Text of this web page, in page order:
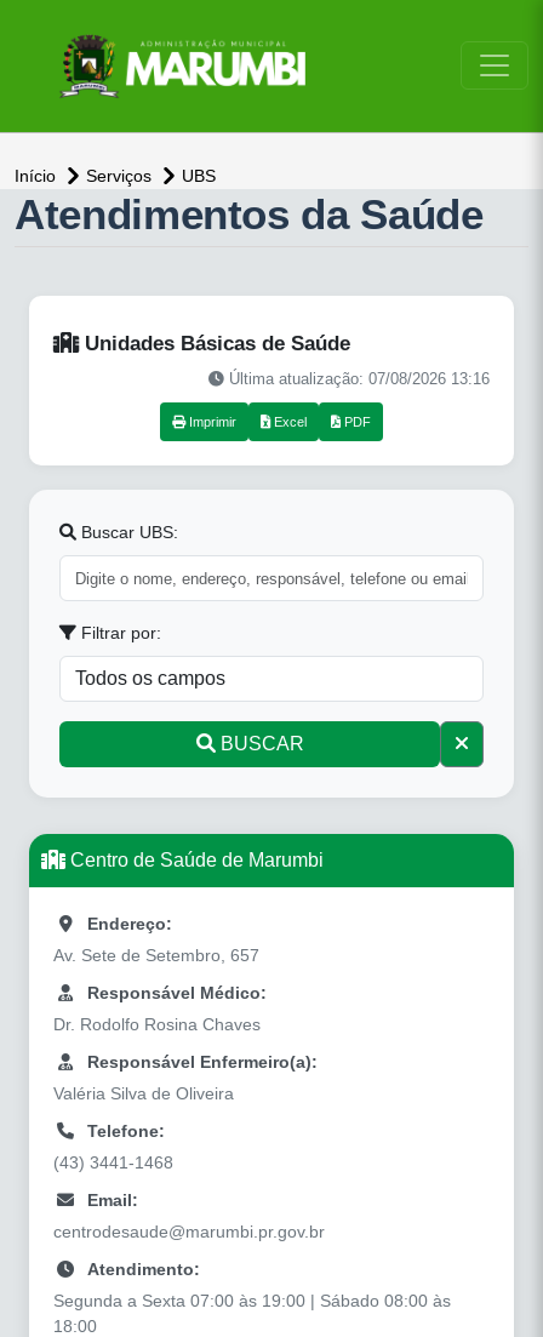
Início Serviços UBS
Atendimentos da Saúde
Unidades Básicas de Saúde
Última atualização: 07/08/2026 13:16
Imprimir Excel PDF
Buscar UBS:
Filtrar por:
BUSCAR
Centro de Saúde de Marumbi
Endereço:
Av. Sete de Setembro, 657
Responsável Médico:
Dr. Rodolfo Rosina Chaves
Responsável Enfermeiro(a):
Valéria Silva de Oliveira
Telefone:
(43) 3441-1468
Email:
centrodesaude@marumbi.pr.gov.br
Atendimento:
Segunda a Sexta 07:00 às 19:00 | Sábado 08:00 às
18:00